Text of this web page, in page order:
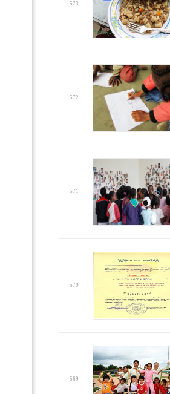
573
572
571
570
569